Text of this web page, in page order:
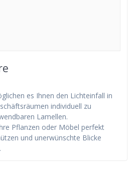
es Ihnen den Lichteinfall in
individuell zu
Lamellen.
Pflanzen oder Möbel perfekt
und unerwünschte Blicke